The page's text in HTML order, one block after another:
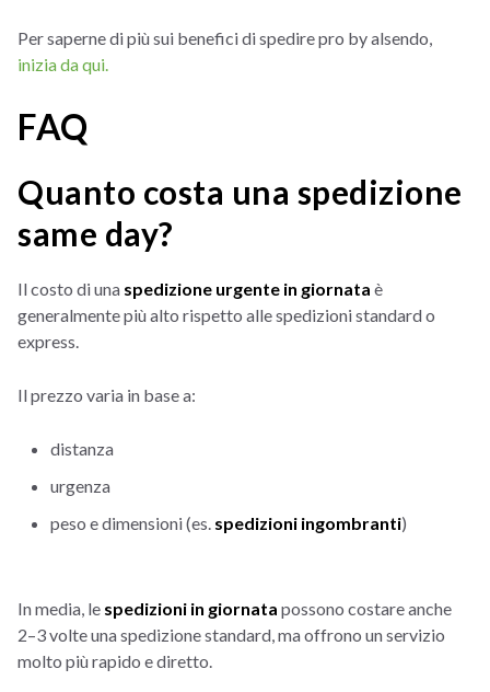
Per saperne di più sui benefici di spedire pro by alsendo,
inizia da qui.
FAQ
Quanto costa una spedizione
same day?
Il costo di una spedizione urgente in giornata è
generalmente più alto rispetto alle spedizioni standard o
express.
Il prezzo varia in base a:
distanza
urgenza
peso e dimensioni (es. spedizioni ingombranti)
In media, le spedizioni in giornata possono costare anche
2–3 volte una spedizione standard, ma offrono un servizio
molto più rapido e diretto.